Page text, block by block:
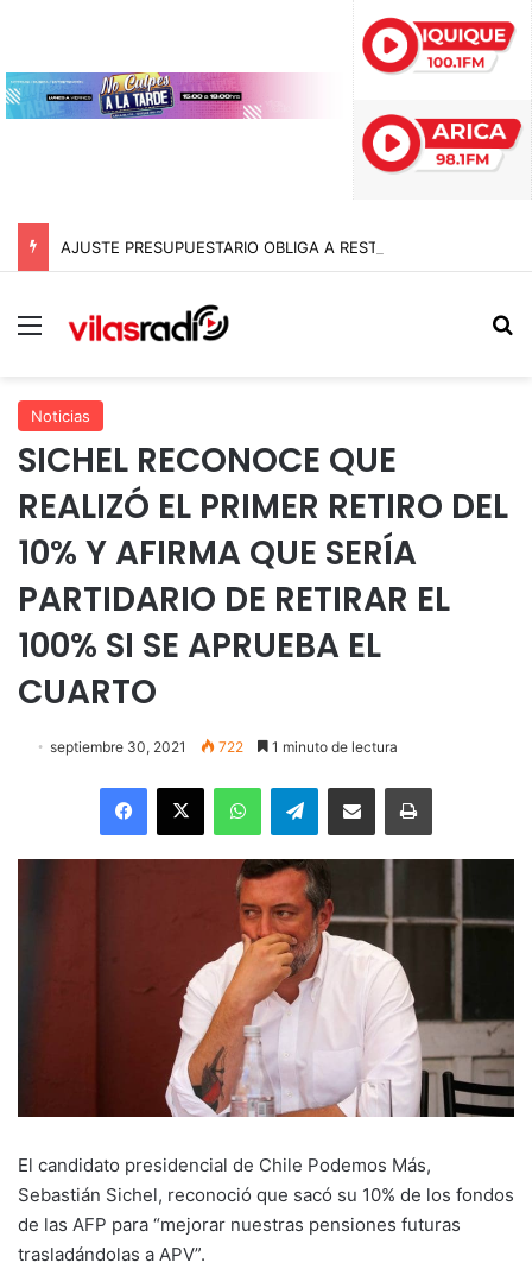
Menú
Noticias
SICHEL RECONOCE QUE
REALIZÓ EL PRIMER RETIRO DEL
10% Y AFIRMA QUE SERÍA
PARTIDARIO DE RETIRAR EL
100% SI SE APRUEBA EL
CUARTO
septiembre 30, 2021 722 1 minuto de lectura
Facebook
X WhatsAppTelegramEnviar vía email Imprimir
El candidato presidencial de Chile Podemos Más,
Sebastián Sichel, reconoció que sacó su 10% de los fondos
de las AFP para “mejorar nuestras pensiones futuras
trasladándolas a APV”.